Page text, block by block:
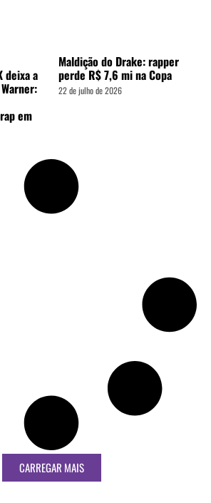
deixa a
em
Maldição do Drake: rapper
perde R$ 7,6 mi na Copa
22 de julho de 2026
CARREGAR MAIS